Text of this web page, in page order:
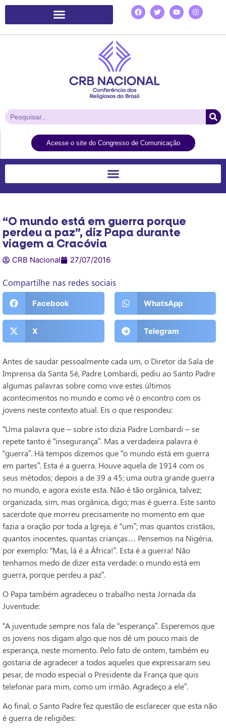
Acesse o site do Congresso de Comunicação
“O mundo está em guerra porque
perdeu a paz”, diz Papa durante
viagem a Cracóvia
CRB Nacional 27/07/2016
Compartilhe nas redes sociais
Facebook WhatsApp
X Telegram
Antes de saudar pessoalmente cada um, o Diretor da Sala de
Imprensa da Santa Sé, Padre Lombardi, pediu ao Santo Padre
algumas palavras sobre como vive estes últimos
acontecimentos no mundo e como vê o encontro com os
jovens neste contexto atual. Eis o que respondeu:
“Uma palavra que – sobre isto dizia Padre Lombardi – se
repete tanto é “insegurança”. Mas a verdadeira palavra é
“guerra”. Há tempos dizemos que “o mundo está em guerra
em partes”. Esta é a guerra. Houve aquela de 1914 com os
seus métodos; depois a de 39 a 45; uma outra grande guerra
no mundo, e agora existe esta. Não é tão orgânica, talvez;
organizada, sim, mas orgânica, digo; mas é guerra. Este santo
sacerdote que morreu precisamente no momento em que
fazia a oração por toda a Igreja, é “um”; mas quantos cristãos,
quantos inocentes, quantas crianças… Pensemos na Nigéria,
por exemplo: “Mas, lá é a África!”. Esta é a guerra! Não
tenhamos medo de dizer esta verdade: o mundo está em
guerra, porque perdeu a paz”.
O Papa também agradeceu o trabalho nesta Jornada da
Juventude:
“A juventude sempre nos fala de “esperança”. Esperemos que
os jovens nos digam algo que nos dê um pouco mais de
esperança, neste momento. Pelo fato de ontem, também eu
gostaria de agradecer a todos aqueles que expressaram seu
pesar, de modo especial o Presidente da França que quis
telefonar para mim, como um irmão. Agradeço a ele”.
Ao final, o Santo Padre fez questão de esclarecer que esta não
é guerra de religiões: